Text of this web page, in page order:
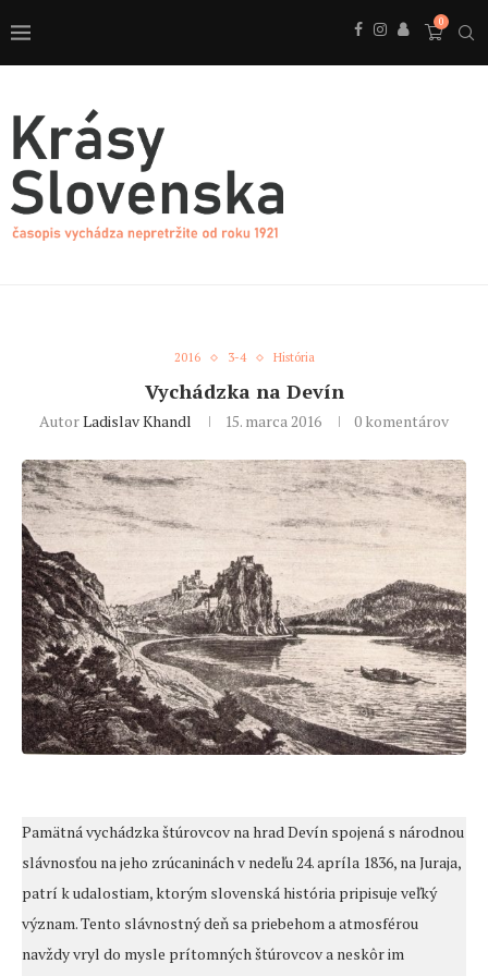
0
2016 3-4 História
Vychádzka na Devín
AutorLadislav Khandl 15. marca 2016 0 komentárov
Pamätná vychádzka štúrovcov na hrad Devín spojená s národnou
slávnosťou na jeho zrúcaninách v nedeľu 24. apríla 1836, na Juraja,
patrí k udalostiam, ktorým slovenská história pripisuje veľký
význam. Tento slávnostný deň sa priebehom a atmosférou
navždy vryl do mysle prítomných štúrovcov a neskôr im